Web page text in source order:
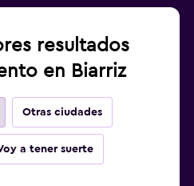
resultados
en Biarriz
Otras ciudades
a tener suerte